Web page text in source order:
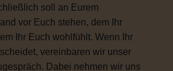
soll an Eurem
vor Euch stehen, dem Ihr
Ihr Euch wohlfühlt. Wenn Ihr
vereinbaren wir unser
Dabei nehmen wir uns